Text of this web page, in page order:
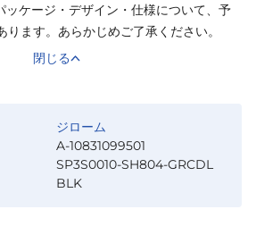
ケージ・デザイン・仕様について、予
ます。あらかじめご了承ください。
閉じる
ジローム
A-10831099501
SP3S0010-SH804-GRCDL
BLK